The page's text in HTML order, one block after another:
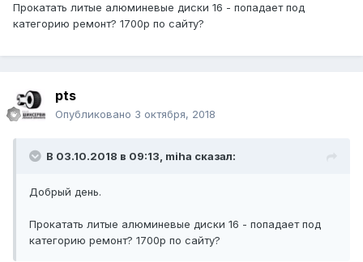
Прокатать литые алюминевые диски 16 - попадает под
категорию ремонт? 1700р по сайту?
pts
Опубликовано 3 октября, 2018
В 03.10.2018 в 09:13, miha сказал:
Добрый день.
Прокатать литые алюминевые диски 16 - попадает под
категорию ремонт? 1700р по сайту?